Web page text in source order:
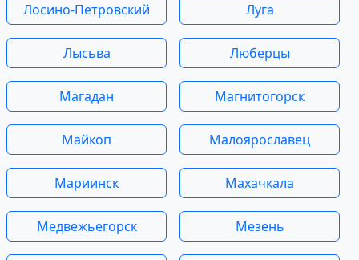
Лосино-Петровский Луга
Лысьва Люберцы
Магадан Магнитогорск
Майкоп Малоярославец
Мариинск Махачкала
Медвежьегорск Мезень